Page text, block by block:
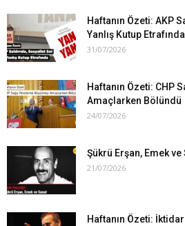
Haftanın Özeti: AKP
Yanlış Kutup Etrafında
31/07/2026
Haftanın Özeti: CHP
Amaçlarken Bölündü
24/07/2026
Şükrü Erşan, Emek ve
21/07/2026
Haftanın Özeti: